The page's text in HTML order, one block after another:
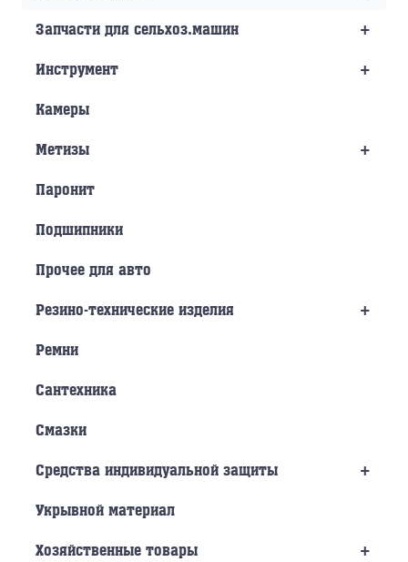
+
Запчасти для сельхоз.машин
+
Инструмент
Камеры
+
Метизы
Паронит
Подшипники
Прочее для авто
+
Резино-технические изделия
Ремни
Сантехника
Смазки
+
Средства индивидуальной защиты
Укрывной материал
+
Хозяйственные товары